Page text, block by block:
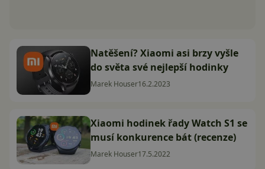
Natěšení? Xiaomi asi brzy vyšle
do světa své nejlepší hodinky
Marek Houser16.2.2023
Xiaomi hodinek řady Watch S1 se
musí konkurence bát (recenze)
Marek Houser17.5.2022